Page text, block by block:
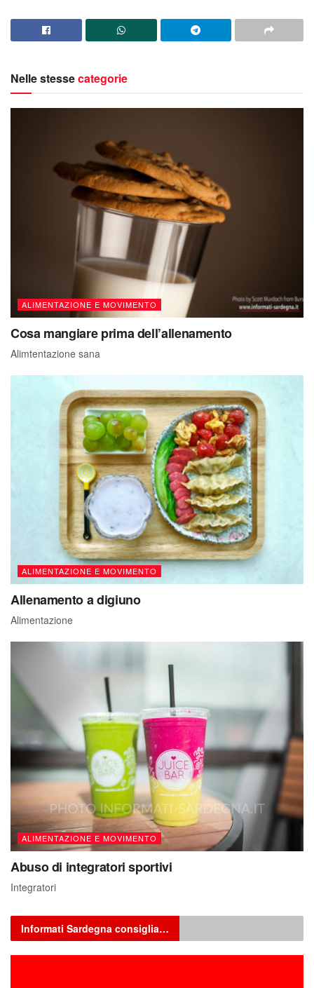
Nelle stessecategorie
ALIMENTAZIONE E MOVIMENTO
Cosa mangiare prima dell’allenamento
Alimtentazione sana
ALIMENTAZIONE E MOVIMENTO
Allenamento a digiuno
Alimentazione
ALIMENTAZIONE E MOVIMENTO
Abuso di integratori sportivi
Integratori
Informati Sardegna consiglia…